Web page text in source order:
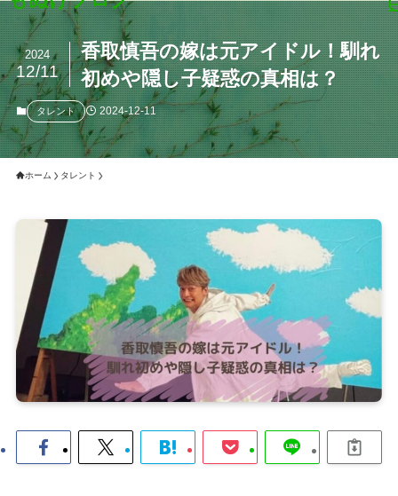
香取慎吾の嫁は元アイドル！馴れ
初めや隠し子疑惑の真相は？
2024
12/11
タレント 2024-12-11
ホーム タレント